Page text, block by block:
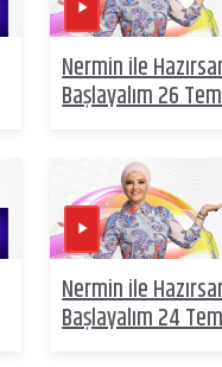
Nermin ile
Başlayalım 26
Nermin ile
Başlayalım 24